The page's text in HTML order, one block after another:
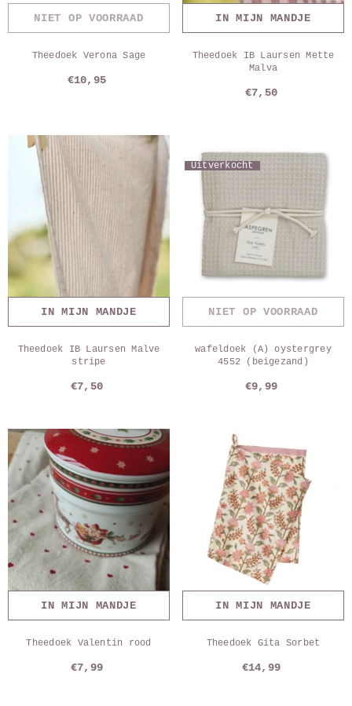
NIET OP VOORRAAD
Theedoek Verona Sage
€10,95
IN MIJN MANDJE
Theedoek IB Laursen Mette
Malva
€7,50
IN MIJN MANDJE
Theedoek IB Laursen Malve
stripe
€7,50
Uitverkocht
NIET OP VOORRAAD
wafeldoek (A) oystergrey
4552 (beigezand)
€9,99
IN MIJN MANDJE
Theedoek Valentin rood
€7,99
IN MIJN MANDJE
Theedoek Gita Sorbet
€14,99